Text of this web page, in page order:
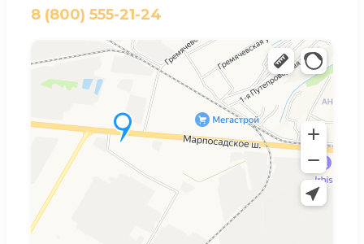
8 (800) 555-21-24